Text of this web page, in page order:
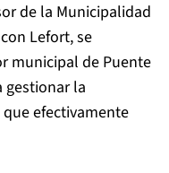
de la Municipalidad
Lefort, se
municipal de Puente
gestionar la
efectivamente